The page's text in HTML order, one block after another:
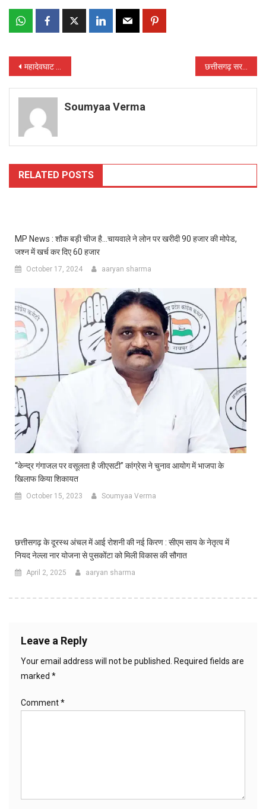
Post
navigation
महादेवघाट में 24 जुलाई को होगा छत्तीसगढ़ मेहर समाज रायपुर जिला युवा संगठन का चुनाव छत्तीसगढ़ सरकार का शिक्षा में एक और नवाचार, शालाओं में उपलब्ध संसाधनों का होगा अधिकतम उपयोग करने का हो रहा प्रयास
Soumyaa Verma
RELATED POSTS
MP News : शौक बड़ी चीज है…चायवाले ने लोन पर खरीदी 90 हजार की मोपेड,
जश्न में खर्च कर दिए 60 हजार
October 17, 2024 aaryan sharma
“केन्द्र गंगाजल पर वसूलता है जीएसटी” कांग्रेस ने चुनाव आयोग में भाजपा के
खिलाफ किया शिकायत
October 15, 2023 Soumyaa Verma
छत्तीसगढ़ के दूरस्थ अंचल में आई रोशनी की नई किरण : सीएम साय के नेतृत्व में
नियद नेल्ला नार योजना से पुसकोंटा को मिली विकास की सौगात
April 2, 2025 aaryan sharma
Leave a Reply
Your email address will not be published.
Required fields are
marked *
Comment*